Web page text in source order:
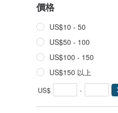
價格
US$10 - 50
US$50 - 100
US$100 - 150
US$150 以上
US$ -